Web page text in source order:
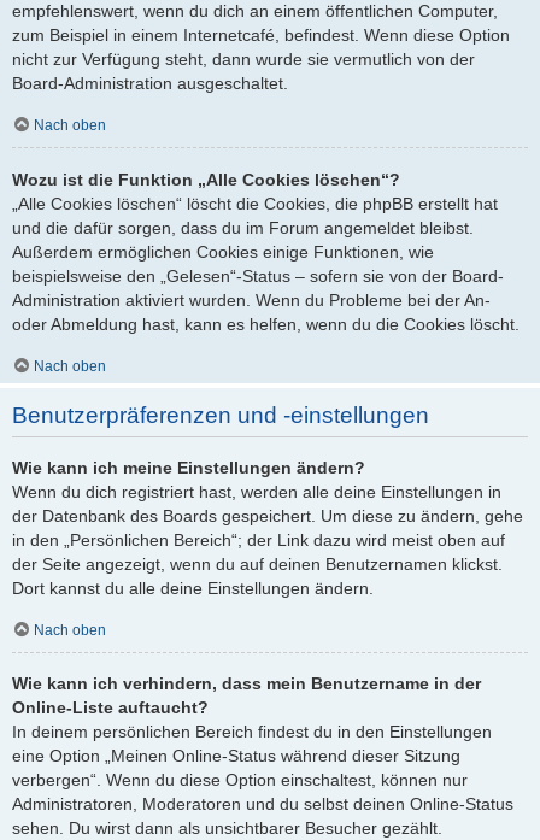
empfehlenswert, wenn du dich an einem öffentlichen Computer,
zum Beispiel in einem Internetcafé, befindest. Wenn diese Option
nicht zur Verfügung steht, dann wurde sie vermutlich von der
Board-Administration ausgeschaltet.
Nach oben
Wozu ist die Funktion „Alle Cookies löschen“?
„Alle Cookies löschen“ löscht die Cookies, die phpBB erstellt hat
und die dafür sorgen, dass du im Forum angemeldet bleibst.
Außerdem ermöglichen Cookies einige Funktionen, wie
beispielsweise den „Gelesen“-Status – sofern sie von der Board-
Administration aktiviert wurden. Wenn du Probleme bei der An-
oder Abmeldung hast, kann es helfen, wenn du die Cookies löscht.
Nach oben
Benutzerpräferenzen und -einstellungen
Wie kann ich meine Einstellungen ändern?
Wenn du dich registriert hast, werden alle deine Einstellungen in
der Datenbank des Boards gespeichert. Um diese zu ändern, gehe
in den „Persönlichen Bereich“; der Link dazu wird meist oben auf
der Seite angezeigt, wenn du auf deinen Benutzernamen klickst.
Dort kannst du alle deine Einstellungen ändern.
Nach oben
Wie kann ich verhindern, dass mein Benutzername in der
Online-Liste auftaucht?
In deinem persönlichen Bereich findest du in den Einstellungen
eine Option „Meinen Online-Status während dieser Sitzung
verbergen“. Wenn du diese Option einschaltest, können nur
Administratoren, Moderatoren und du selbst deinen Online-Status
sehen. Du wirst dann als unsichtbarer Besucher gezählt.